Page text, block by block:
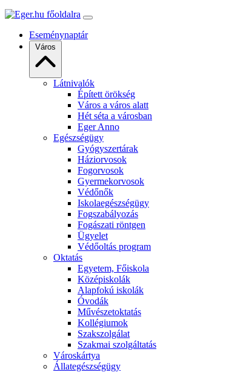
Eseménynaptár
Város
Látnivalók
Épített örökség
Város a város alatt
Hét séta a városban
Eger Anno
Egészségügy
Gyógyszertárak
Háziorvosok
Fogorvosok
Gyermekorvosok
Védőnők
Iskolaegészségügy
Fogszabályozás
Fogászati röntgen
Ügyelet
Védőoltás program
Oktatás
Egyetem, Főiskola
Középiskolák
Alapfokú iskolák
Óvodák
Művészetoktatás
Kollégiumok
Szakszolgálat
Szakmai szolgáltatás
Városkártya
Állategészségügy